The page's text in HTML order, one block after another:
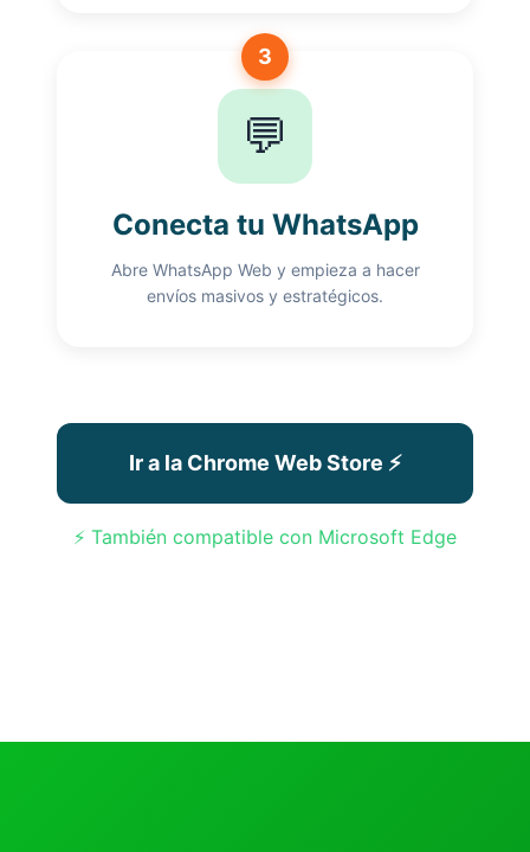
💬
3
Conecta tu WhatsApp
Abre WhatsApp Web y empieza a hacer
envíos masivos y estratégicos.
Ir a la Chrome Web Store ⚡
⚡ También compatible con Microsoft Edge